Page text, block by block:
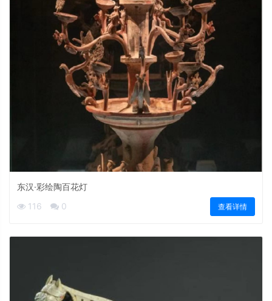
东汉·彩绘陶百花灯
116
0 查看详情